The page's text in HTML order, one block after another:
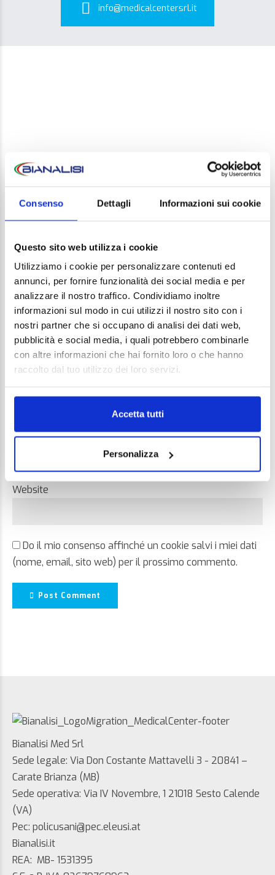
Consenso Dettagli Informazioni sui cookie
Questo sito web utilizza i cookie
Utilizziamo i cookie per personalizzare contenuti ed
annunci, per fornire funzionalità dei social media e per
analizzare il nostro traffico. Condividiamo inoltre
informazioni sul modo in cui utilizzi il nostro sito con i
nostri partner che si occupano di analisi dei dati web,
pubblicità e social media, i quali potrebbero combinarle
con altre informazioni che hai fornito loro o che hanno
raccolto dal tuo utilizzo dei loro servizi.
Accetta tutti
Personalizza
info@medicalcentersrl.it
LEAVE A REPLY
Your email address will not be published. Required
Comment
Email *
Website
Do il mio consenso affinché un cookie salvi i miei dati
(nome, email, sito web) per il prossimo commento.
Post Comment
Bianalisi Med Srl
Sede legale: Via Don Costante Mattavelli 3 - 20841 –
Carate Brianza (MB)
Sede operativa: Via IV Novembre, 1 21018 Sesto Calende
(VA)
Pec: policusani@pec.eleusi.at
Bianalisi.it
REA: MB- 1531395